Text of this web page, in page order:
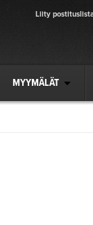
Liity
MYYMÄLÄT